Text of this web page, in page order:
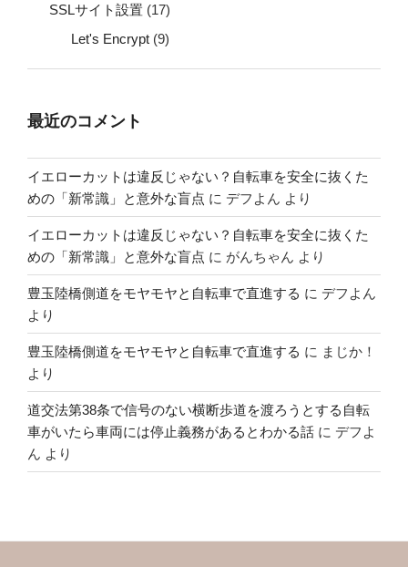
SSLサイト設置 (17)
Let's Encrypt (9)
最近のコメント
イエローカットは違反じゃない？自転車を安全に抜くた
めの「新常識」と意外な盲点 に デフよん より
イエローカットは違反じゃない？自転車を安全に抜くた
めの「新常識」と意外な盲点 に がんちゃん より
豊玉陸橋側道をモヤモヤと自転車で直進する に デフよん
より
豊玉陸橋側道をモヤモヤと自転車で直進する に まじか！
より
道交法第38条で信号のない横断歩道を渡ろうとする自転
車がいたら車両には停止義務があるとわかる話 に デフよ
ん より